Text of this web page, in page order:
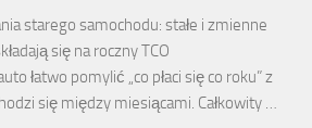
starego samochodu: stałe i zmienne
się na roczny TCO
łatwo pomylić „co płaci się co roku” z
się między miesiącami. Całkowity …